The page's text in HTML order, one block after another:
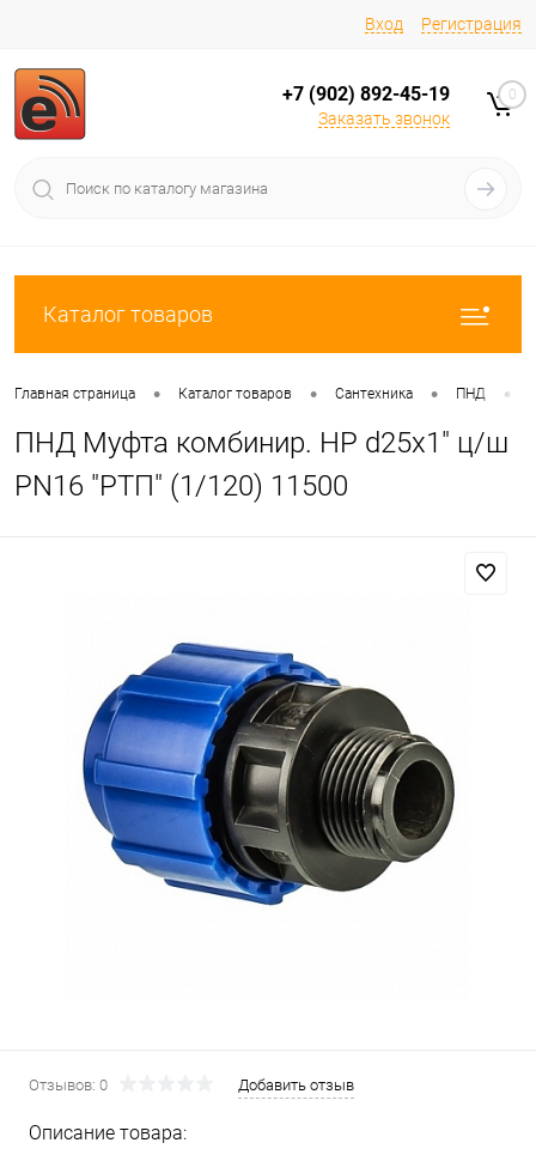
Вход Регистрация
+7 (902) 892-45-19
Заказать звонок
0
Каталог товаров
Главная страница • Каталог товаров • Сантехника • ПНД •
ПНД Муфта комбинир. НР d25х1" ц/ш
PN16 "РТП" (1/120) 11500
Отзывов: 0 Добавить отзыв
Описание товара: